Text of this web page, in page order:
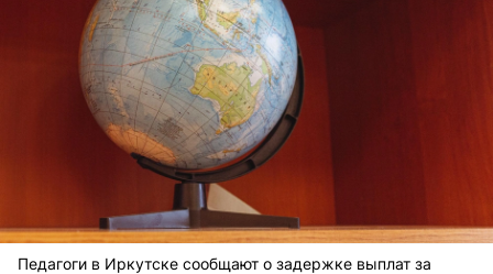
Педагоги в Иркутске сообщают о задержке выплат за